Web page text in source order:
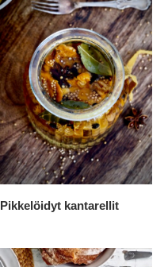
Pikkelöidyt kantarellit